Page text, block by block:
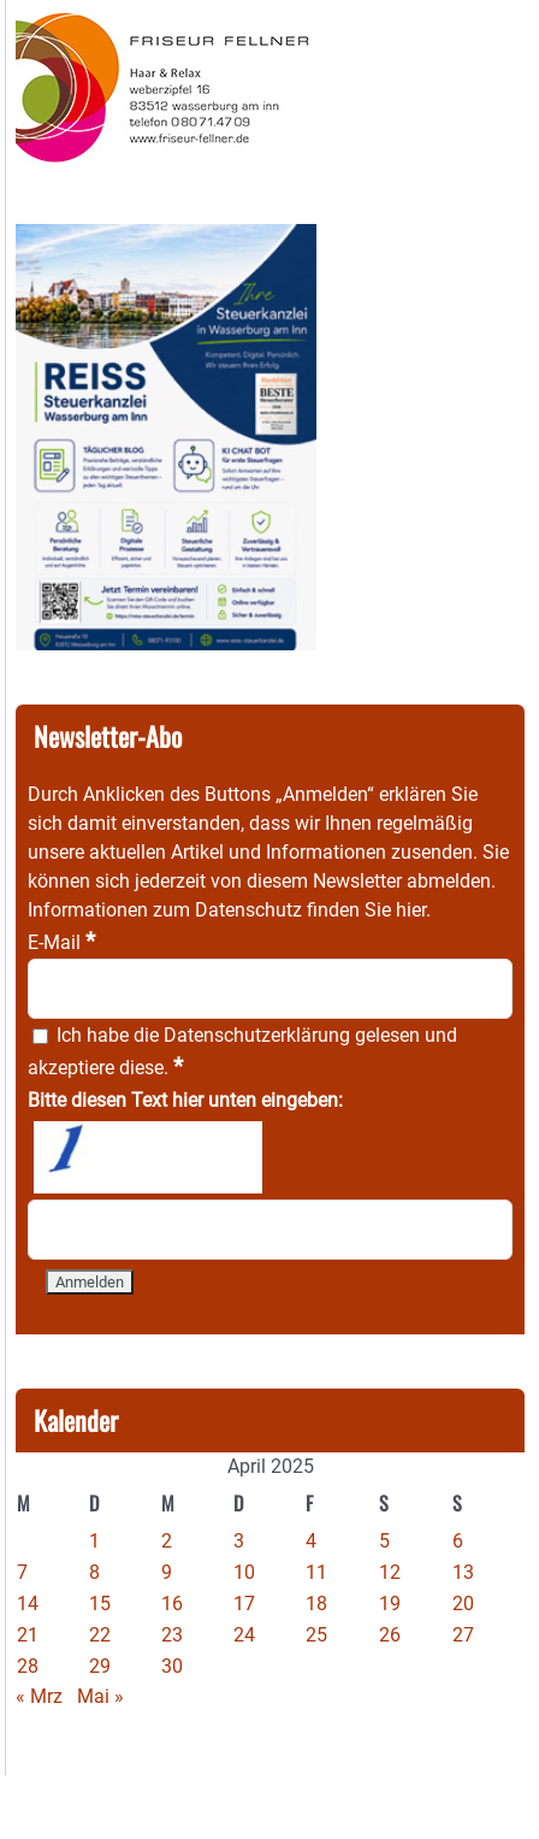
Newsletter-Abo
Durch Anklicken des Buttons „Anmelden“ erklären Sie
sich damit einverstanden, dass wir Ihnen regelmäßig
unsere aktuellen Artikel und Informationen zusenden. Sie
können sich jederzeit von diesem Newsletter abmelden.
Informationen zum Datenschutz finden Sie hier.
E-Mail *
Ich habe die Datenschutzerklärung gelesen und
akzeptiere diese. *
Bitte diesen Text hier unten eingeben:
Kalender
April 2025
M D M D F S S
1 2 3 4 5
6
7
8 9 10 11 12
13
14
15 16 17 18 19
20
21
22 23 24 25 26
27
28
29
30
« Mrz
Mai »